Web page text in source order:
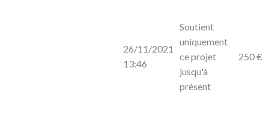
26/11/2021
13:46
Soutient
uniquement
ce projet
jusqu'à
présent
250 €